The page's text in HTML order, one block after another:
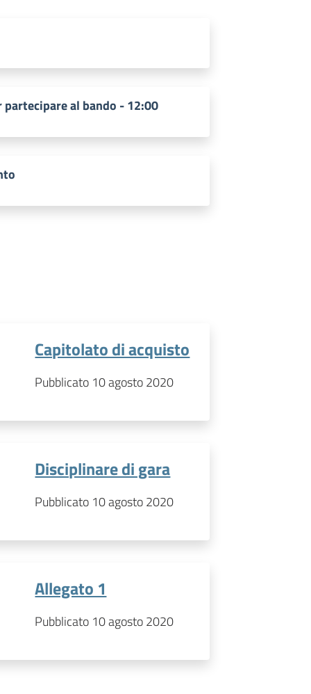
al bando - 12:00
Capitolato di acquisto
Pubblicato 10 agosto 2020
Disciplinare di gara
Pubblicato 10 agosto 2020
Allegato 1
Pubblicato 10 agosto 2020